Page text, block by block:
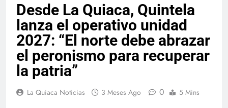
Desde La Quiaca, Quintela
lanza el operativo unidad
2027: “El norte debe abrazar
el peronismo para recuperar
la patria”
La Quiaca Noticias 3 Meses Ago 0 5 Mins